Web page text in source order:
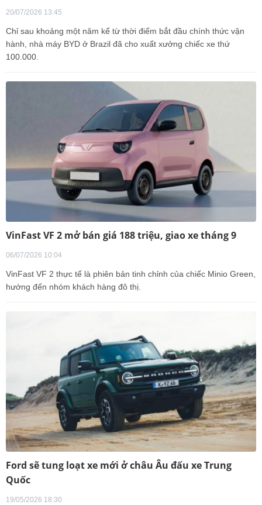
20/07/2026 13:45
Chỉ sau khoảng một năm kể từ thời điểm bắt đầu chính thức vận
hành, nhà máy BYD ở Brazil đã cho xuất xưởng chiếc xe thứ
100.000.
VinFast VF 2 mở bán giá 188 triệu, giao xe tháng 9
06/07/2026 10:04
VinFast VF 2 thực tế là phiên bản tinh chỉnh của chiếc Minio Green,
hướng đến nhóm khách hàng đô thị.
Ford sẽ tung loạt xe mới ở châu Âu đấu xe Trung
Quốc
19/05/2026 18:30